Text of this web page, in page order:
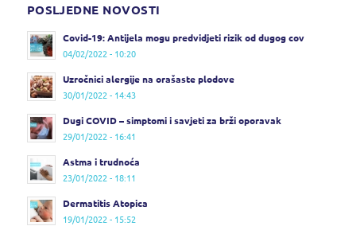
POSLJEDNE NOVOSTI
Covid-19: Antijela mogu predvidjeti rizik od dugog cov
04/02/2022 - 10:20
Uzročnici alergije na orašaste plodove
30/01/2022 - 14:43
Dugi COVID – simptomi i savjeti za brži oporavak
29/01/2022 - 16:41
Astma i trudnoća
23/01/2022 - 18:11
Dermatitis Atopica
19/01/2022 - 15:52